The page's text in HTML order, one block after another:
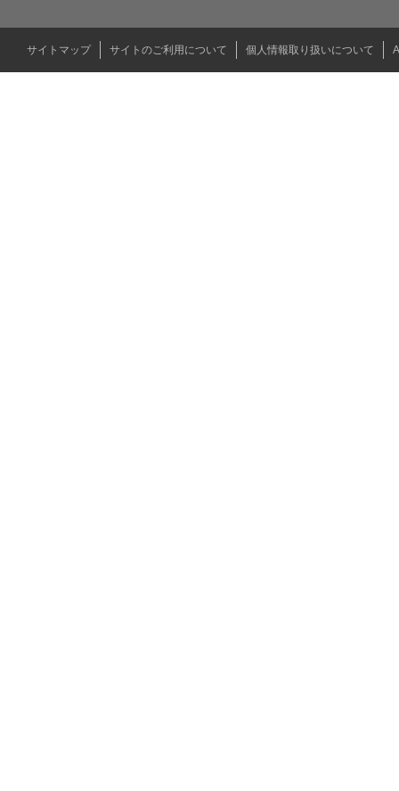
サイトマップ サイトのご利用について 個人情報取り扱いについて